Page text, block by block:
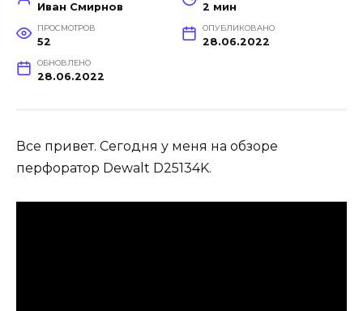
Иван Смирнов 2 мин
ПРОСМОТРОВ
52
ОПУБЛИКОВАНО
28.06.2022
ОБНОВЛЕНО
28.06.2022
Все привет. Сегодня у меня на обзоре
перфоратор Dewalt D25134K.